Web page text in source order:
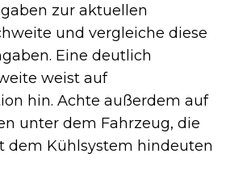
zur aktuellen
und vergleiche diese
Eine deutlich
weist auf
hin. Achte außerdem auf
unter dem Fahrzeug, die
dem Kühlsystem hindeuten